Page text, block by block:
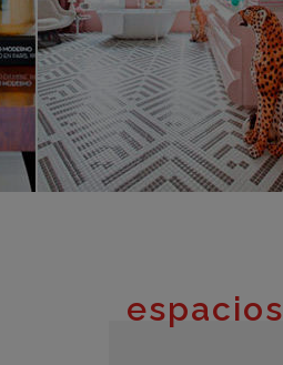
madrid 2020
madrid 2019
madrid 2018
madrid 2017
madrid 2016
espacios